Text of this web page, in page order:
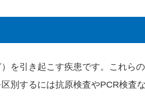
を引き起こす疾患です。これら
別するには抗原検査やPCR検査な